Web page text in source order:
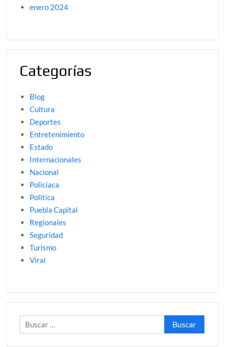
enero 2024
Categorías
Blog
Cultura
Deportes
Entretenimiento
Estado
Internacionales
Nacional
Policíaca
Politica
Puebla Capital
Regionales
Seguridad
Turismo
Viral
Buscar: